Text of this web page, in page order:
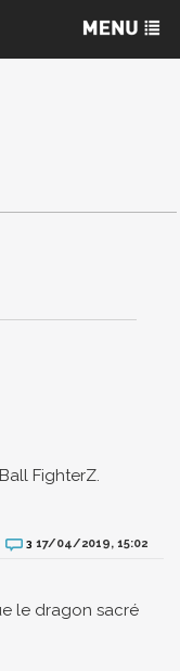
FighterZ.
3 17/04/2019, 15:02
le dragon sacré